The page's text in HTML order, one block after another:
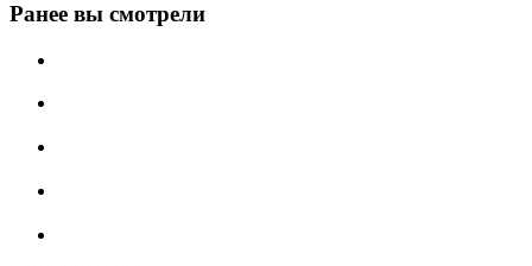
Ранее вы смотрели